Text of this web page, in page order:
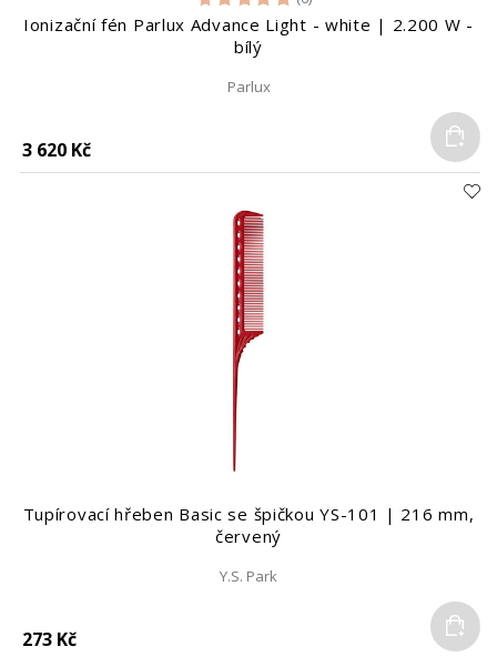
Ionizační fén Parlux Advance Light - white | 2.200 W -
bílý
Parlux
3 620 Kč
Tupírovací hřeben Basic se špičkou YS-101 | 216 mm,
červený
Y.S. Park
273 Kč